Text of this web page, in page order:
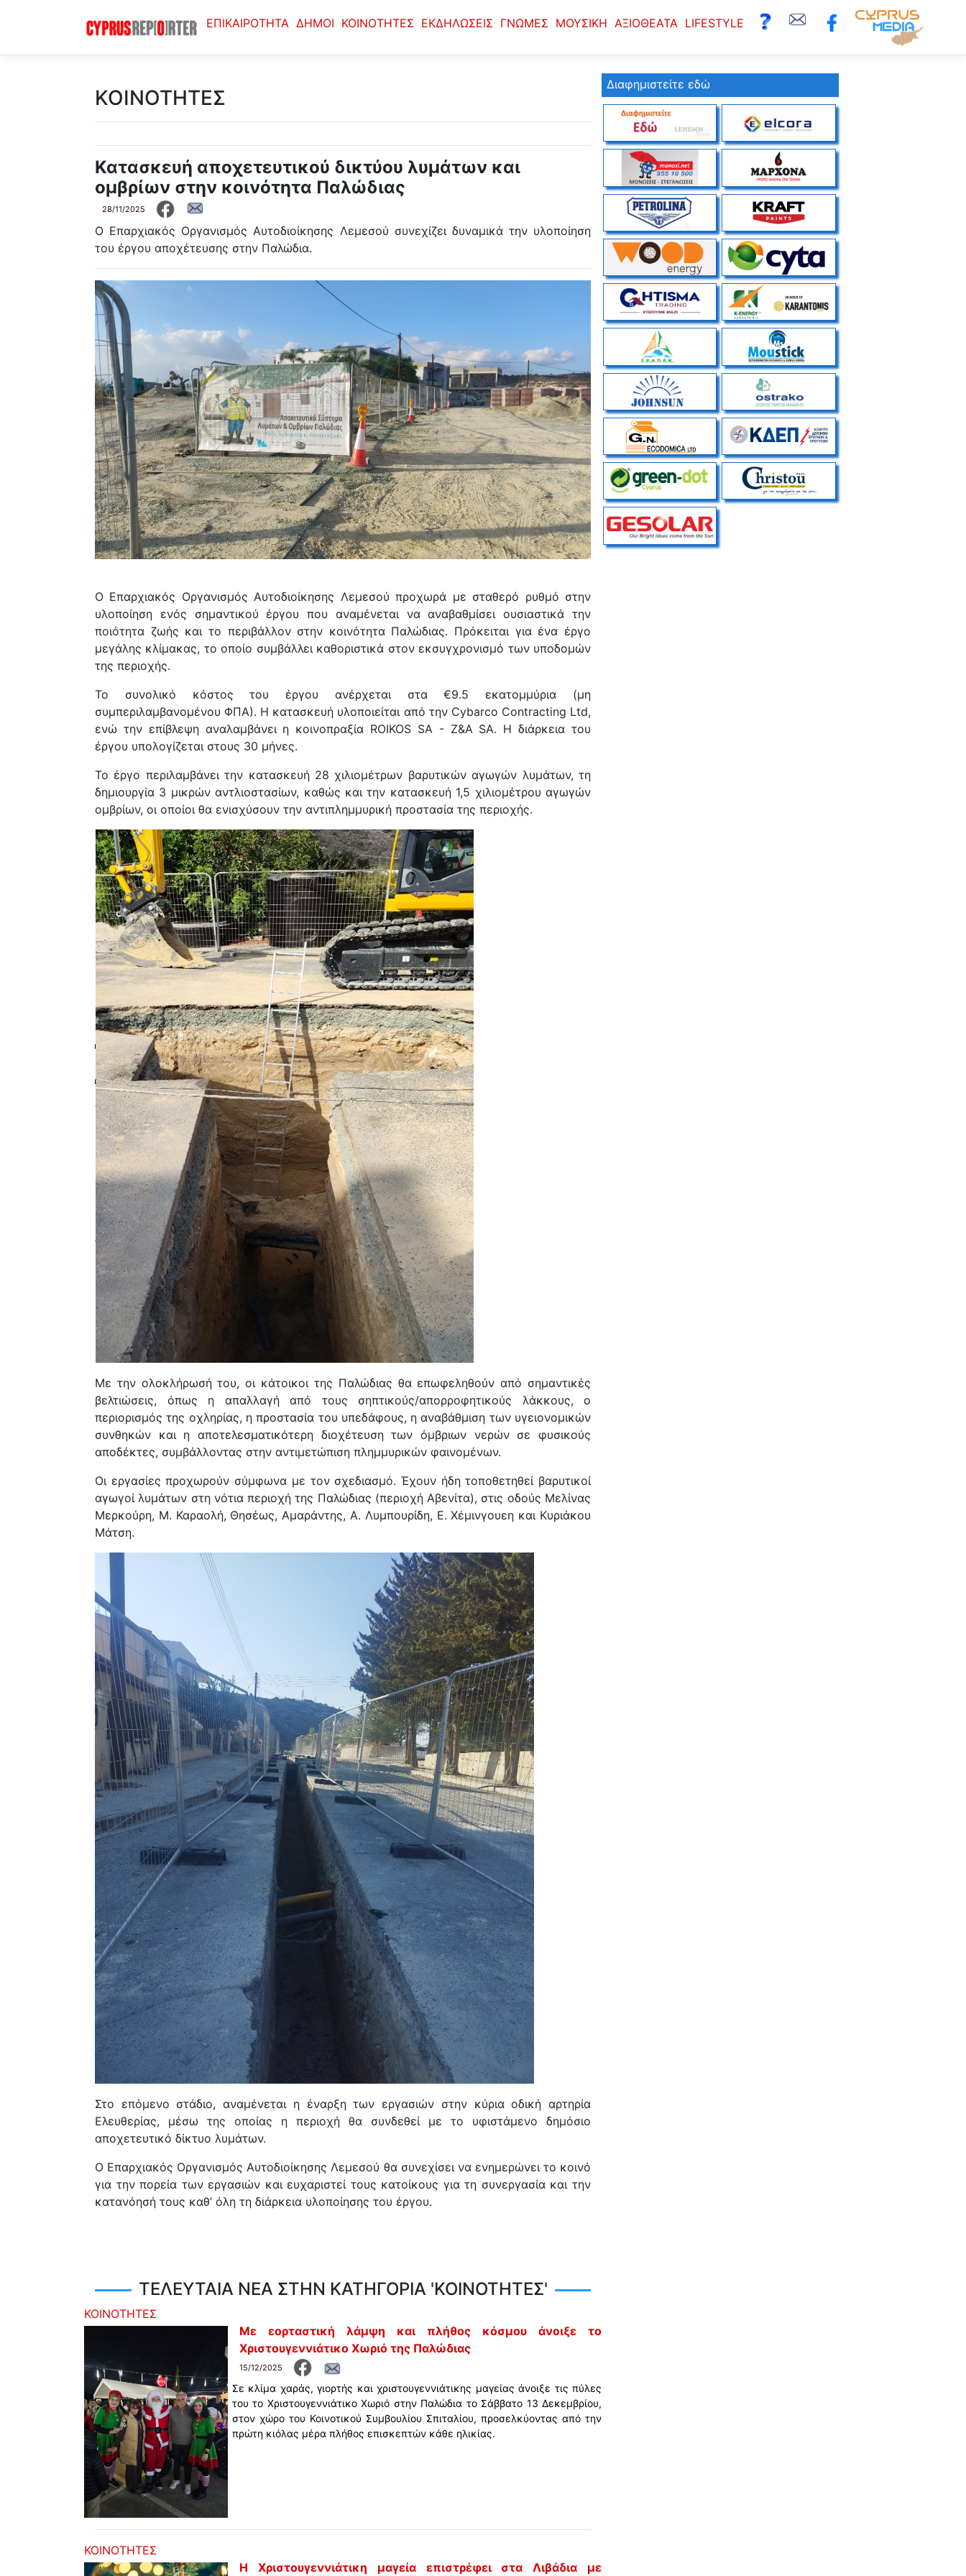
ΕΠΙΚΑΙΡΟΤΗΤΑ ΔΗΜΟΙ ΚΟΙΝΟΤΗΤΕΣ ΕΚΔΗΛΩΣΕΙΣ ΓΝΩΜΕΣ ΜΟΥΣΙΚΗ ΑΞΙΟΘΕΑΤΑ LIFESTYLE
ΚΟΙΝΟΤΗΤΕΣ
Κατασκευή αποχετευτικού δικτύου λυμάτων και
ομβρίων στην κοινότητα Παλώδιας
28/11/2025
Ο Επαρχιακός Οργανισμός Αυτοδιοίκησης Λεμεσού συνεχίζει δυναμικά την υλοποίηση
του έργου αποχέτευσης στην Παλώδια.
Ο Επαρχιακός Οργανισμός Αυτοδιοίκησης Λεμεσού προχωρά με σταθερό ρυθμό στην
υλοποίηση ενός σημαντικού έργου που αναμένεται να αναβαθμίσει ουσιαστικά την
ποιότητα ζωής και το περιβάλλον στην κοινότητα Παλώδιας. Πρόκειται για ένα έργο
μεγάλης κλίμακας, το οποίο συμβάλλει καθοριστικά στον εκσυγχρονισμό των υποδομών
της περιοχής.
Το συνολικό κόστος του έργου ανέρχεται στα€9.5 εκατομμύρια (μη
συμπεριλαμβανομένου ΦΠΑ). Η κατασκευή υλοποιείται από την Cybarco Contracting Ltd,
ενώ την επίβλεψη αναλαμβάνει η κοινοπραξία ROIKOS SA - Z&A SA. Η διάρκεια του
έργου υπολογίζεται στους 30 μήνες.
Το έργο περιλαμβάνει την κατασκευή 28 χιλιομέτρων βαρυτικών αγωγών λυμάτων, τη
δημιουργία 3 μικρών αντλιοστασίων, καθώς και την κατασκευή 1,5 χιλιομέτρου αγωγών
ομβρίων, οι οποίοι θα ενισχύσουν την αντιπλημμυρική προστασία της περιοχής.
Με την ολοκλήρωσή του, οι κάτοικοι της Παλώδιας θα επωφεληθούν από σημαντικές
βελτιώσεις, όπως η απαλλαγή από τους σηπτικούς/απορροφητικούς λάκκους, ο
περιορισμός της οχληρίας, ηπροστασία του υπεδάφους, η αναβάθμιση των υγειονομικών
συνθηκών και η αποτελεσματικότερη διοχέτευση των όμβριων νερών σε φυσικούς
αποδέκτες, συμβάλλοντας στην αντιμετώπιση πλημμυρικών φαινομένων.
Οι εργασίες προχωρούν σύμφωνα με τον σχεδιασμό. Έχουν ήδη τοποθετηθεί βαρυτικοί
αγωγοί λυμάτων στη νότια περιοχή της Παλώδιας (περιοχή Αβενίτα), στις οδούς Μελίνας
Μερκούρη, Μ. Καραολή, Θησέως, Αμαράντης, Α. Λυμπουρίδη, Ε. Χέμινγουεη και Κυριάκου
Μάτση.
Στο επόμενο στάδιο, αναμένεται η έναρξη των εργασιών στην κύρια οδική αρτηρία
Ελευθερίας, μέσω της οποίας η περιοχή θα συνδεθεί με το υφιστάμενο δημόσιο
αποχετευτικό δίκτυο λυμάτων.
Ο Επαρχιακός Οργανισμός Αυτοδιοίκησης Λεμεσού θα συνεχίσει να ενημερώνει το κοινό
για την πορεία των εργασιών και ευχαριστεί τους κατοίκους για τη συνεργασία και την
κατανόησή τους καθ’ όλη τη διάρκεια υλοποίησης του έργου.
ΤΕΛΕΥΤΑΙΑ ΝΕΑ ΣΤΗΝ ΚΑΤΗΓΟΡΙΑ 'ΚΟΙΝΟΤΗΤΕΣ'
ΚΟΙΝΟΤΗΤΕΣ
Με εορταστική λάμψη και πλήθος κόσμου άνοιξε το
Χριστουγεννιάτικο Χωριό της Παλώδιας
15/12/2025
Σε κλίμα χαράς, γιορτής και χριστουγεννιάτικης μαγείας άνοιξε τις πύλες
του το Χριστουγεννιάτικο Χωριό στην Παλώδια το Σάββατο 13 Δεκεμβρίου,
στον χώρο του Κοινοτικού Συμβουλίου Σπιταλίου, προσελκύοντας από την
πρώτη κιόλας μέρα πλήθος επισκεπτών κάθε ηλικίας.
ΚΟΙΝΟΤΗΤΕΣ
Η Χριστουγεννιάτικη μαγεία επιστρέφει στα Λιβάδια με
Διαφημιστείτε εδώ